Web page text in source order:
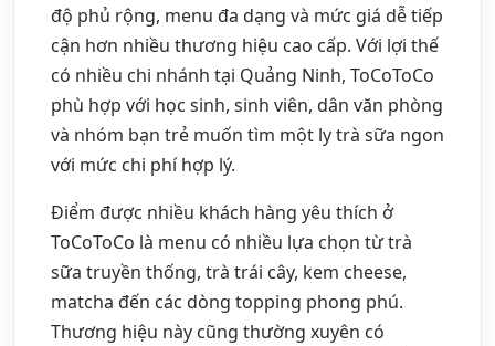
độ phủ rộng, menu đa dạng và mức giá dễ tiếp
cận hơn nhiều thương hiệu cao cấp. Với lợi thế
có nhiều chi nhánh tại Quảng Ninh, ToCoToCo
phù hợp với học sinh, sinh viên, dân văn phòng
và nhóm bạn trẻ muốn tìm một ly trà sữa ngon
với mức chi phí hợp lý.
Điểm được nhiều khách hàng yêu thích ở
ToCoToCo là menu có nhiều lựa chọn từ trà
sữa truyền thống, trà trái cây, kem cheese,
matcha đến các dòng topping phong phú.
Thương hiệu này cũng thường xuyên có